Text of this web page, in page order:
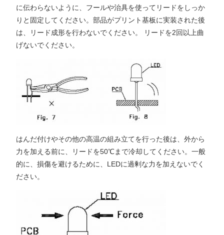
に伝わらないように、フールや治具を使ってリードをしっか
りと固定してください。部品がプリント基板に実装された後
は、リード成形を行わないでください。 リードを2回以上曲
げないでください。
はんだ付けやその他の高温の組み立てを行った後は、外から
力を加える前に、リードを50℃まで冷却してください。一般
的に、損傷を避けるために、LEDに過剰な力を加えないでく
ださい。